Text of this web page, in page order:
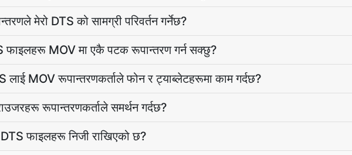
मेरो DTS को सामग्री परिवर्तन गर्नेछ?
फाइलहरू MOV मा एकै पटक रूपान्तरण गर्न सक्छु?
लाई MOV रूपान्तरणकर्ताले फोन र ट्याब्लेटहरूमा काम गर्दछ?
रूपान्तरणकर्ताले समर्थन गर्दछ?
फाइलहरू निजी राखिएको छ?